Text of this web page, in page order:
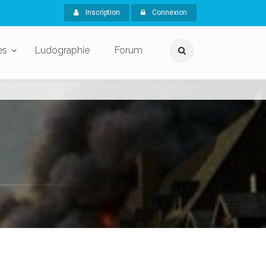
Inscription Connexion
Ludographie Forum